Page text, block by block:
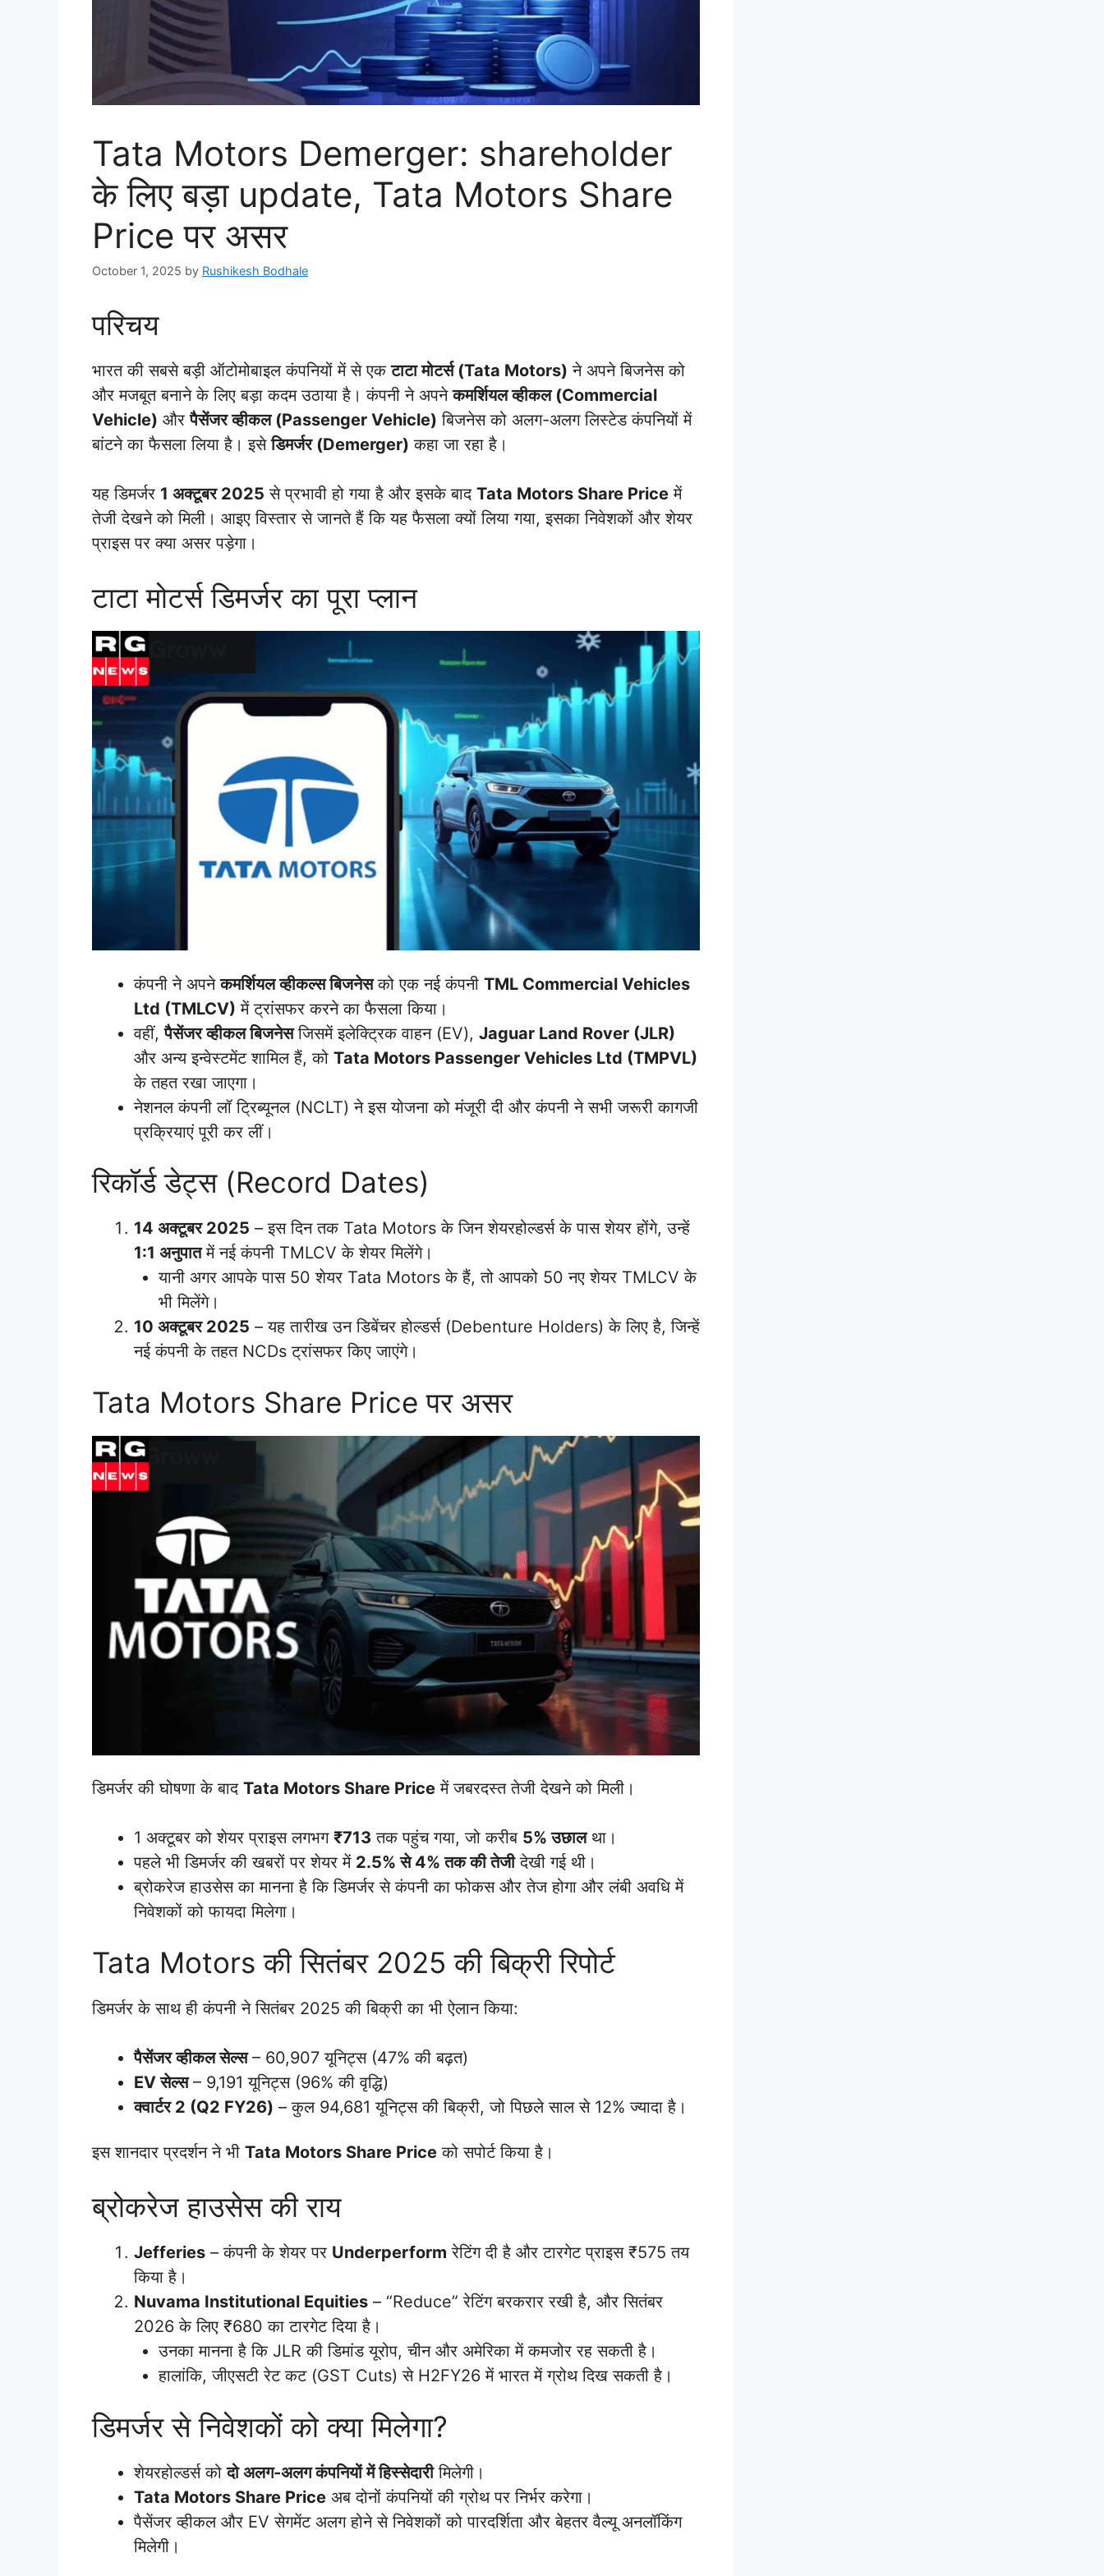
Tata Motors Demerger: shareholder
के लिए बड़ा update, Tata Motors Share
Price पर असर
October 1, 2025 by Rushikesh Bodhale
परिचय
भारत की सबसे बड़ी ऑटोमोबाइल कंपनियों में से एकटाटा मोटर्स (Tata Motors) ने अपने बिजनेस को
और मजबूत बनाने के लिए बड़ा कदम उठाया है। कंपनी ने अपनेकमर्शियल व्हीकल (Commercial
Vehicle) औरपैसेंजर व्हीकल (Passenger Vehicle) बिजनेस को अलग-अलग लिस्टेड कंपनियों में
बांटने का फैसला लिया है। इसेडिमर्जर (Demerger) कहा जा रहा है।
यह डिमर्जर 1 अक्टूबर 2025 से प्रभावी हो गया है और इसके बाद Tata Motors Share Price में
तेजी देखने को मिली। आइए विस्तार से जानते हैं कि यह फैसला क्यों लिया गया, इसका निवेशकों और शेयर
प्राइस पर क्या असर पड़ेगा।
टाटा मोटर्स डिमर्जर का पूरा प्लान
कंपनी ने अपनेकमर्शियल व्हीकल्स बिजनेसको एक नई कंपनी TML Commercial Vehicles
Ltd (TMLCV) में ट्रांसफर करने का फैसला किया।
वहीं,पैसेंजर व्हीकल बिजनेसजिसमें इलेक्ट्रिक वाहन (EV), Jaguar Land Rover (JLR)
और अन्य इन्वेस्टमेंट शामिल हैं, को Tata Motors Passenger Vehicles Ltd (TMPVL)
के तहत रखा जाएगा।
नेशनल कंपनी लॉ ट्रिब्यूनल (NCLT) ने इस योजना को मंजूरी दी और कंपनी ने सभी जरूरी कागजी
प्रक्रियाएं पूरी कर लीं।
रिकॉर्ड डेट्स (Record Dates)
14 अक्टूबर 2025 – इस दिन तक Tata Motors के जिन शेयरहोल्डर्स के पास शेयर होंगे, उन्हें
1:1 अनुपातमें नई कंपनी TMLCV के शेयर मिलेंगे।
यानी अगर आपके पास 50 शेयर Tata Motors के हैं, तो आपको 50 नए शेयर TMLCV के
भी मिलेंगे।
10 अक्टूबर 2025 – यह तारीख उन डिबेंचर होल्डर्स (Debenture Holders) के लिए है, जिन्हें
नई कंपनी के तहत NCDs ट्रांसफर किए जाएंगे।
Tata Motors Share Price पर असर
डिमर्जर की घोषणा के बाद Tata Motors Share Price में जबरदस्त तेजी देखने को मिली।
1 अक्टूबर को शेयर प्राइस लगभग ₹713 तक पहुंच गया, जो करीब 5% उछालथा।
पहले भी डिमर्जर की खबरों पर शेयर में 2.5% से 4% तक की तेजीदेखी गई थी।
ब्रोकरेज हाउसेस का मानना है कि डिमर्जर से कंपनी का फोकस और तेज होगा और लंबी अवधि में
निवेशकों को फायदा मिलेगा।
Tata Motors की सितंबर 2025 की बिक्री रिपोर्ट
डिमर्जर के साथ ही कंपनी ने सितंबर 2025 की बिक्री का भी ऐलान किया:
पैसेंजर व्हीकल सेल्स– 60,907 यूनिट्स (47% की बढ़त)
EV सेल्स– 9,191 यूनिट्स (96% की वृद्धि)
क्वार्टर 2 (Q2 FY26) – कुल 94,681 यूनिट्स की बिक्री, जो पिछले साल से 12% ज्यादा है।
इस शानदार प्रदर्शन ने भी Tata Motors Share Price को सपोर्ट किया है।
ब्रोकरेज हाउसेस की राय
Jefferies – कंपनी के शेयर पर Underperform रेटिंग दी है और टारगेट प्राइस ₹575 तय
किया है।
Nuvama Institutional Equities – “Reduce” रेटिंग बरकरार रखी है, और सितंबर
2026 के लिए ₹680 का टारगेट दिया है।
उनका मानना है कि JLR की डिमांड यूरोप, चीन और अमेरिका में कमजोर रह सकती है।
हालांकि, जीएसटी रेट कट (GST Cuts) से H2FY26 में भारत में ग्रोथ दिख सकती है।
डिमर्जर से निवेशकों को क्या मिलेगा?
शेयरहोल्डर्स कोदो अलग-अलग कंपनियों में हिस्सेदारीमिलेगी।
Tata Motors Share Price अब दोनों कंपनियों की ग्रोथ पर निर्भर करेगा।
पैसेंजर व्हीकल और EV सेगमेंट अलग होने से निवेशकों को पारदर्शिता और बेहतर वैल्यू अनलॉकिंग
मिलेगी।